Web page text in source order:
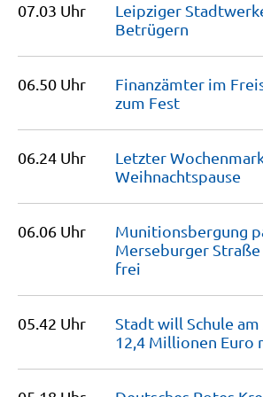
07.03 Uhr
Leipziger
Betrügern
06.50 Uhr
Finanzämter im
zum Fest
06.24 Uhr
Letzter
Weihnachtspause
06.06 Uhr
Munitionsbergung
Merseburger
frei
05.42 Uhr
Stadt will Schule
12,4 Millionen Euro